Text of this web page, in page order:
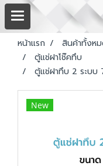
หน้าแรก สินค้าทั้งห
ตู้แช่ฝาโช๊คทึบ
ตู้แช่ฝาทึบ 2 ระบบ
New